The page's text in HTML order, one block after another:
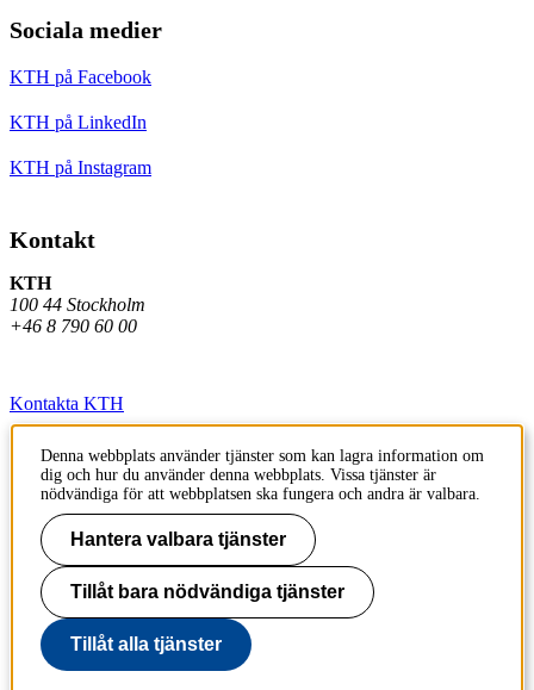
Sociala medier
KTH på Facebook
KTH på LinkedIn
KTH på Instagram
Kontakt
KTH
100 44 Stockholm
+46 8 790 60 00
Kontakta KTH
Jobba på KTH
Press och media
Faktura och betalning KTH
Om KTH:s webbplatser
Tillgänglighetsredogörelse
Denna webbplats använder tjänster som kan lagra information om
dig och hur du använder denna webbplats. Vissa tjänster är
nödvändiga för att webbplatsen ska fungera och andra är valbara.
Hantera valbara tjänster
Tillåt bara nödvändiga tjänster
Tillåt alla tjänster